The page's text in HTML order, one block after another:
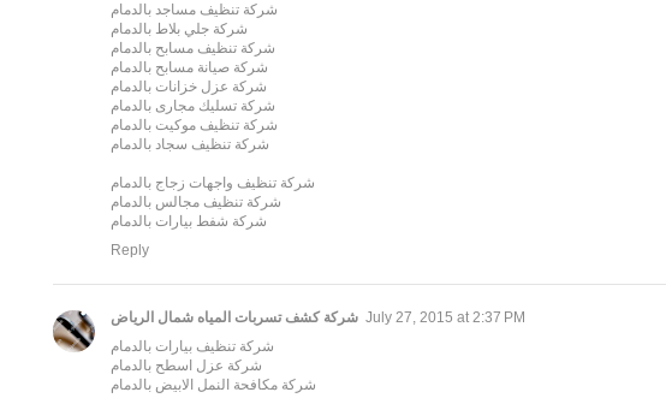
شركة تنظيف مساجد بالدمام
شركة جلي بلاط بالدمام
شركة تنظيف مسابح بالدمام
شركة صيانة مسابح بالدمام
شركة عزل خزانات بالدمام
شركة تسليك مجارى بالدمام
شركة تنظيف موكيت بالدمام
شركة تنظيف سجاد بالدمام
شركة تنظيف واجهات زجاج بالدمام
شركة تنظيف مجالس بالدمام
شركة شفط بيارات بالدمام
Reply
شركة كشف تسربات المياه شمال الرياض July 27, 2015 at 2:37 PM
شركة تنظيف بيارات بالدمام
شركة عزل اسطح بالدمام
شركة مكافحة النمل الابيض بالدمام